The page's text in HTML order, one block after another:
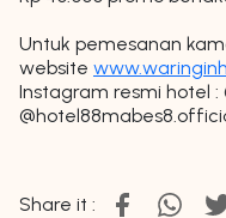
Untuk pemesanan
website
Instagram resmi hotel :
Share it :